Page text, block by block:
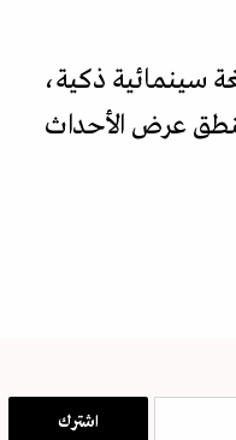
سينمائية ذكية،
عرض الأحداث